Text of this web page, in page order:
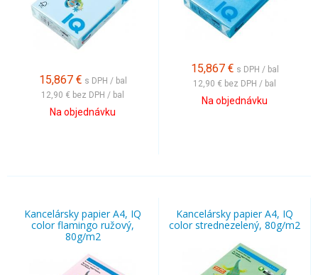
15,867 € s DPH / bal
12,90 € bez DPH / bal
Na objednávku
15,867 € s DPH / bal
12,90 € bez DPH / bal
Na objednávku
Kancelársky papier A4, IQ
color flamingo ružový,
80g/m2
Kancelársky papier A4, IQ
color strednezelený, 80g/m2